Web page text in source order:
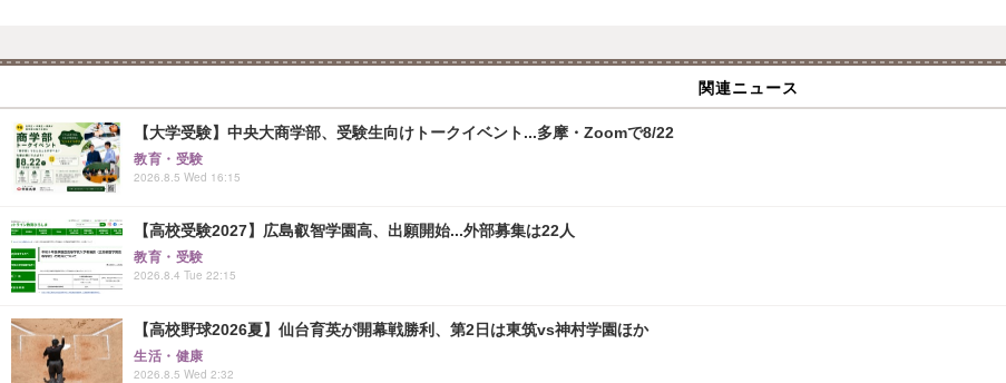
関連ニュース
【大学受験】中央大商学部、受験生向けトークイベント...多摩・Zoomで8/22
教育・受験
2026.8.5 Wed 16:15
【高校受験2027】広島叡智学園高、出願開始...外部募集は22人
教育・受験
2026.8.4 Tue 22:15
【高校野球2026夏】仙台育英が開幕戦勝利、第2日は東筑vs神村学園ほか
生活・健康
2026.8.5 Wed 2:32